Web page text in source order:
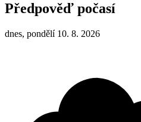
Předpověď počasí
dnes, pondělí 10. 8. 2026